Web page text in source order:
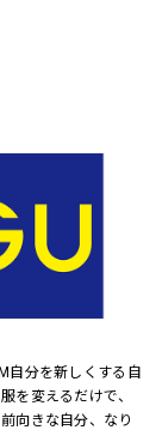
自分を新しくする自
を変えるだけで、
向きな自分、なり